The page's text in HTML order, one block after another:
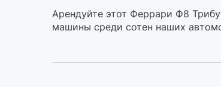
Арендуйте этот Феррари Ф8
машины среди сотен наших